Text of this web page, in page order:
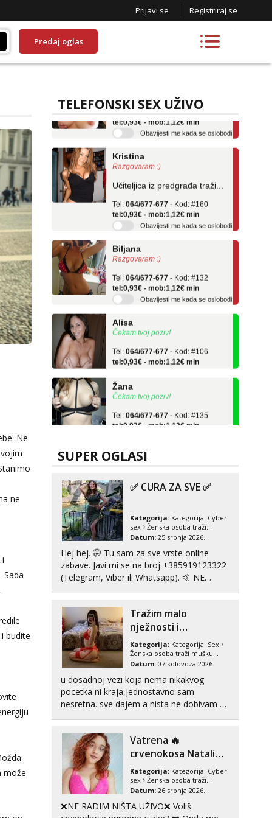
Prijavi se Registriraj se
Predaj oglas
Ne
ne
i
Sada
budite
može
TELEFONSKI SEX UŽIVO
Liliana
- Kod: #69
tel:0,93€ - mob:1,12€ min
Kristina
Razgovaram :)
Učiteljica iz predgrađa traži...
Tel:064/677-677- Kod: #160
tel:0,93€ - mob:1,12€ min
Obavijesti me kada se oslobodi
Biljana
Razgovaram :)
Tel:064/677-677
tel:0,93€ - mob:1,12€ min
Obavijesti me kada se oslobodi
Alisa
Čekam tvoj poziv!
Tel:064/677-677- Kod: #106
tel:0,93€ - mob:1,12€ min
Čekam tvoj poziv!
Tel:064/677-677- Kod: #135
tel:0,93€ - mob:1,12€ min
Zara
Čekam tvoj poziv!
Tel: 064/677-677- Kod: #123
tel:0,93€ - mob:1,12€ min
Anđela
Čekam tvoj poziv!
Tel:064/677-677- Kod: #142
Liliana
Razgovaram :)
064/677-677- Kod: #69
tel:0,93€ - mob:1,12€ min
Obavijesti me kada se oslobodi
Kristina
Razgovaram :)
064/677-677
- Kod: #160
tel:0,93€ - mob:1,12€ min
Obavijesti me kada se oslobodi
Biljana
Razgovaram :)
SUPER OGLASI
✅ CURA ZA SVE ✅
Kategorija: Kategorija: Cyber
sex
Ženska osoba traži
mušku osobu
Datum: 25.srpnja 2026.
Hej hej. 🤭 Tu sam za sve vrste online
zabave. Javi mi se na broj +385919123322
(Telegram, Viber ili Whatsapp). 🤙 NE
Tražim malo
nježnosti i
razumjevanja
Kategorija: Kategorija: Sex
Ženska osoba traži mušku
osobu
Datum: 07.kolovoza 2026.
u dosadnoj vezi koja nema nikakvog
pocetka ni kraja,jednostavno sam
nesretna. sve dajem a nista ne dobivam za
njeznosti i razumjevanja. volim njezan
seks i njezne poljupce po tijelu koji me
jako pale,obozavam kad muskar...
Vatrena ‎️‍🔥
crvenokosa Natali
(21) ‎️‍🔥 vruča‎ ️‍🔥
ONLINE ZABAVA
Kategorija: Kategorija: Cyber
sex
Ženska osoba traži
mušku osobu
Datum: 26.srpnja 2026.
❌NE RADIM NIŠTA UŽIVO❌ Voliš